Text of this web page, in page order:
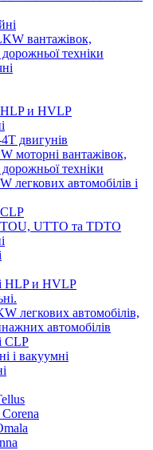
вантажівок,
дорожньої техніки
HLP и HVLP
двигунів
моторні вантажівок,
дорожньої техніки
легкових автомобілів і
UTTO та TDTO
HLP и HVLP
легкових автомобілів,
автомобілів
CLP
і вакуумні